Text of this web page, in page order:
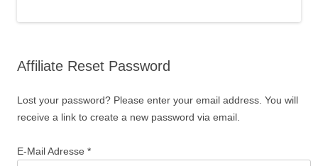
Affiliate Reset Password
Lost your password? Please enter your email address. You will
receive a link to create a new password via email.
E-Mail Adresse *